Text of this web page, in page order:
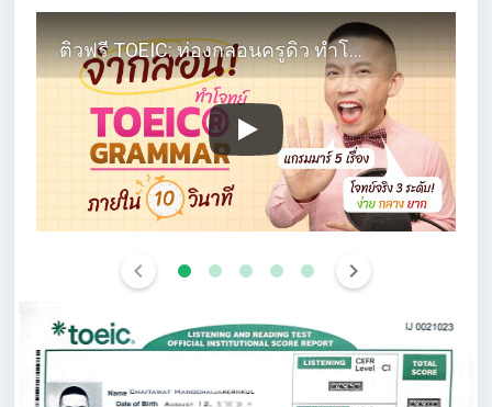
ติวฟรี TOEIC: ท่องกลอนครูดิว ทำโจทย์ได้ใน 10 วินาที!